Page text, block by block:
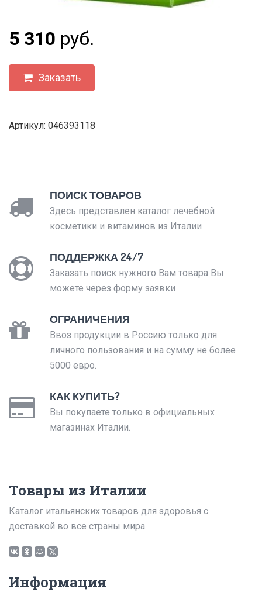
5 310 руб.
Заказать
Артикул: 046393118
ПОИСК ТОВАРОВ
Здесь представлен каталог лечебной
косметики и витаминов из Италии
ПОДДЕРЖКА 24/7
Заказать поиск нужного Вам товара Вы
можете через форму заявки
ОГРАНИЧЕНИЯ
Ввоз продукции в Россию только для
личного пользования и на сумму не более
5000 евро.
КАК КУПИТЬ?
Вы покупаете только в официальных
магазинах Италии.
Товары из Италии
Каталог итальянских товаров для здоровья с
доставкой во все страны мира.
Информация